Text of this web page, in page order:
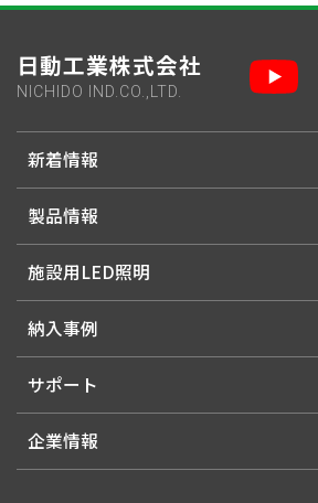
日動工業株式会社
NICHIDO IND.CO.,LTD.
新着情報
製品情報
施設用LED照明
納入事例
サポート
企業情報